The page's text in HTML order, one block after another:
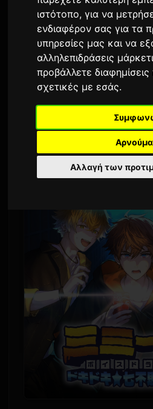
ιστότοπο,για να
ενδιαφέρον σας για τα
υπηρεσίες μας και να
αλληλεπιδράσεις
προβάλλετε διαφημίσεις
σχετικές με εσάς.
Αλλαγή των
Από τον Sam
3 Ιουνίου
Μεταφρασμένο από τα
2,539 προβολές
δραματική ηχογράφηση με
Mimi Ittai. Το προϊόν θα
Ιουνίου.